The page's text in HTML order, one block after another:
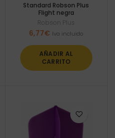
Standard Robson Plus
Flight negra
Robson Plus
6,77€ Iva incluido
AÑADIR AL
CARRITO